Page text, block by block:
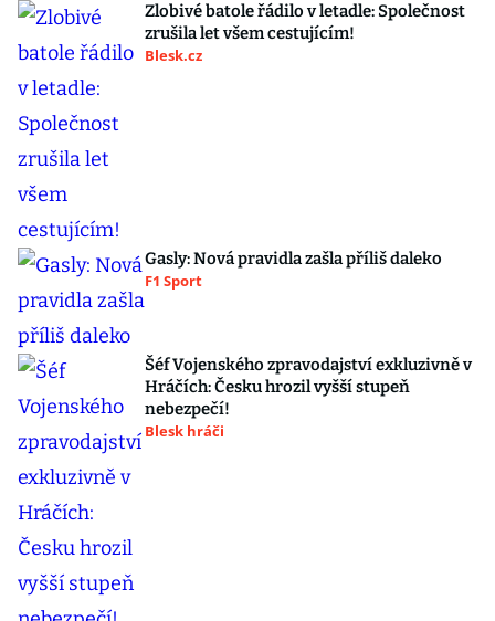
Zlobivé batole řádilo v letadle: Společnost
zrušila let všem cestujícím!
Blesk.cz
Gasly: Nová pravidla zašla příliš daleko
F1 Sport
Šéf Vojenského zpravodajství exkluzivně v
Hráčích: Česku hrozil vyšší stupeň
nebezpečí!
Blesk hráči